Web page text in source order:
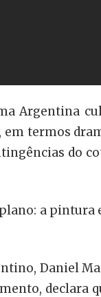
Argentina
termos
do
a pintura
Daniel
declara